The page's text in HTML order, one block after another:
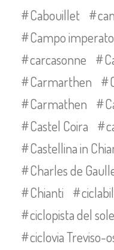
Cabouillet
Campo
carcasonne
Carmarthen
Carmathen
Castel Coira
Castellina in
Charles de
Chianti
ciclopista del sole
ciclovia Treviso-